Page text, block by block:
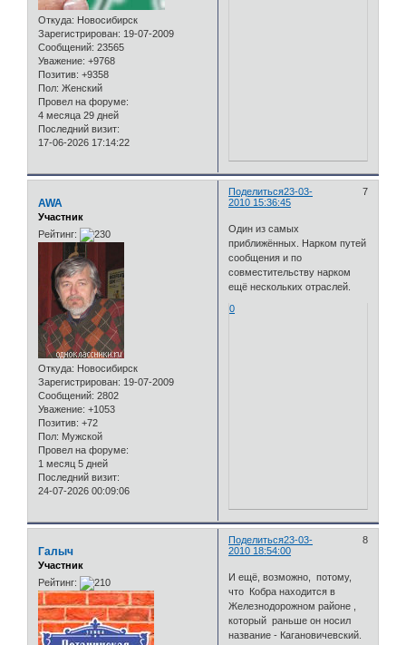
Откуда: Новосибирск
Зарегистрирован: 19-07-2009
Сообщений: 23565
Уважение: +9768
Позитив: +9358
Пол: Женский
Провел на форуме:
4 месяца 29 дней
Последний визит:
17-06-2026 17:14:22
Поделиться 7
23-03-
2010 15:36:45
AWA
Участник
Рейтинг:
Откуда: Новосибирск
Зарегистрирован: 19-07-2009
Сообщений: 2802
Уважение: +1053
Позитив: +72
Пол: Мужской
Провел на форуме:
1 месяц 5 дней
Последний визит:
24-07-2026 00:09:06
Один из самых
приближённых. Нарком путей
сообщения и по
совместительству нарком
ещё нескольких отраслей.
0
Поделиться 8
23-03-
2010 18:54:00
Галыч
Участник
Рейтинг:
И ещё, возможно, потому,
что Кобра находится в
Железнодорожном районе ,
который раньше он носил
название - Кагановичевский.